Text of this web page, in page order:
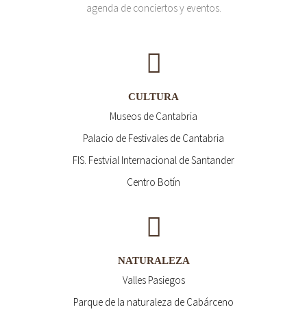
agenda de conciertos y eventos.
CULTURA
Museos de Cantabria
Palacio de Festivales de Cantabria
FIS. Festvial Internacional de Santander
Centro Botín
NATURALEZA
Valles Pasiegos
Parque de la naturaleza de Cabárceno